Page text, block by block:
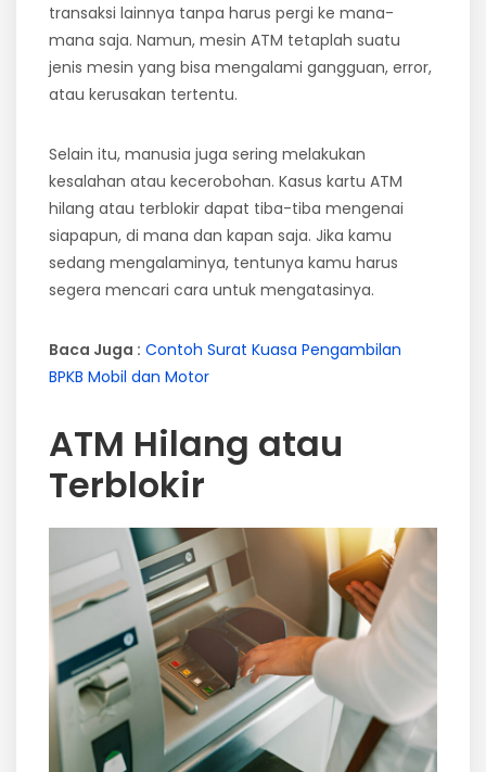
transaksi lainnya tanpa harus pergi ke mana-
mana saja. Namun, mesin ATM tetaplah suatu
jenis mesin yang bisa mengalami gangguan, error,
atau kerusakan tertentu.
Selain itu, manusia juga sering melakukan
kesalahan atau kecerobohan. Kasus kartu ATM
hilang atau terblokir dapat tiba-tiba mengenai
siapapun, di mana dan kapan saja. Jika kamu
sedang mengalaminya, tentunya kamu harus
segera mencari cara untuk mengatasinya.
Baca Juga : Contoh Surat Kuasa Pengambilan
BPKB Mobil dan Motor
ATM Hilang atau
Terblokir